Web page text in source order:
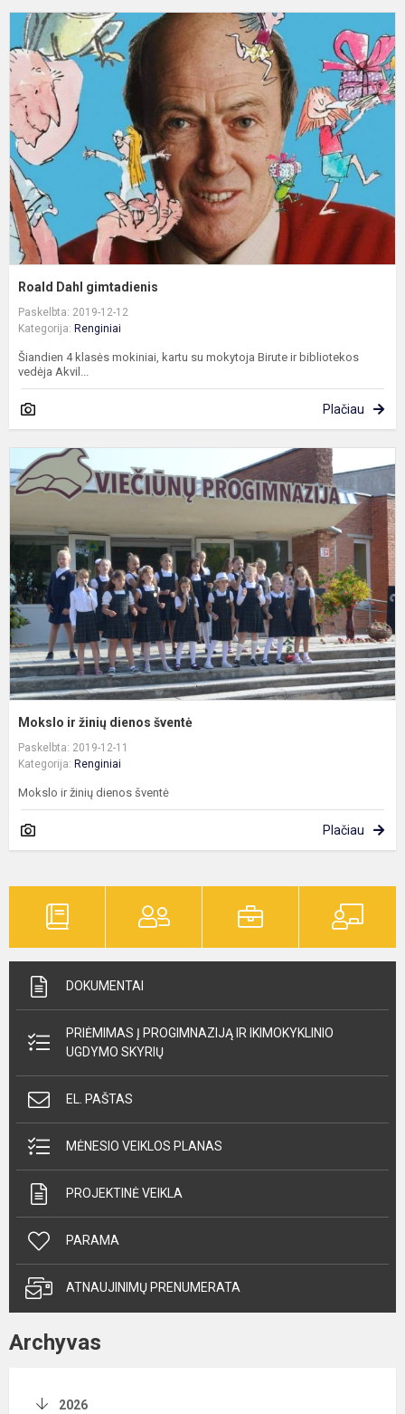
Roald Dahl gimtadienis
Paskelbta: 2019-12-12
Kategorija: Renginiai
Šiandien 4 klasės mokiniai, kartu su mokytoja Birute ir bibliotekos
vedėja Akvil...
Plačiau
Mokslo ir žinių dienos šventė
Paskelbta: 2019-12-11
Kategorija: Renginiai
Mokslo ir žinių dienos šventė
Plačiau
DOKUMENTAI
PRIĖMIMAS Į PROGIMNAZIJĄ IR IKIMOKYKLINIO
UGDYMO SKYRIŲ
EL. PAŠTAS
MĖNESIO VEIKLOS PLANAS
PROJEKTINĖ VEIKLA
PARAMA
ATNAUJINIMŲ PRENUMERATA
Archyvas
2026